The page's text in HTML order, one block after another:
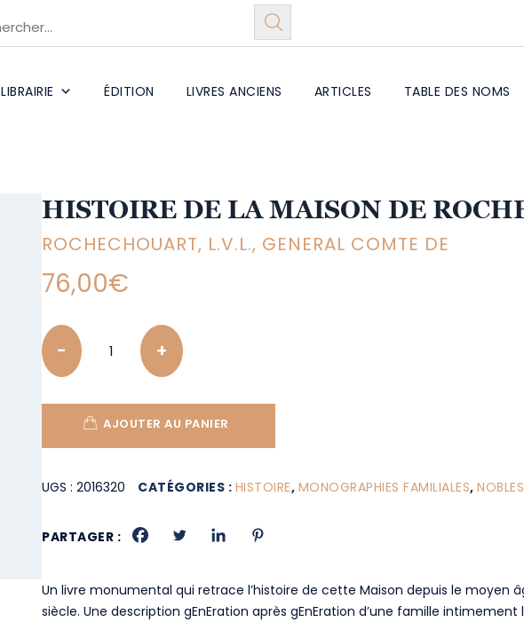
LIBRAIRIE ÉDITION LIVRES ANCIENS ARTICLES TABLE DES NOMS
HISTOIRE DE LA MAISON DE
ROCHECHOUART, L.V.L., GENERAL COMTE DE
76,00€
Quantity
AJOUTER AU PANIER
UGS :2016320 CATÉGORIES : HISTOIRE, MONOGRAPHIES FAMILIALES,
PARTAGER :
Un livre monumental qui retrace l’histoire de cette Maison depuis le moyen
siècle. Une description gEnEration après gEnEration d’une famille intimement